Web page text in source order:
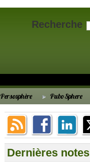
Recherche
Persosphère PuboSphere
Dernières notes